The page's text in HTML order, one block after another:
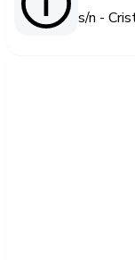
s/n -